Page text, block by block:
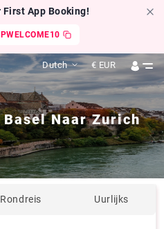
First App Booking!
Dutch € EUR
Basel Naar Zurich
Rondreis Uurlijks